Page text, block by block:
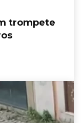
trompete